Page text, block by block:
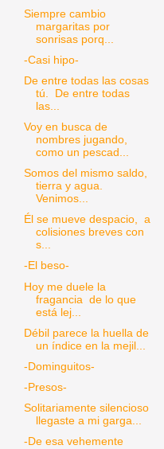
Siempre cambio
margaritas por
sonrisas porq...
-Casi hipo-
De entre todas las cosas
tú. De entre todas
las...
Voy en busca de
nombres jugando,
como un pescad...
Somos del mismo saldo,
tierra y agua.
Venimos...
Él se mueve despacio, a
colisiones breves con
s...
-El beso-
Hoy me duele la
fragancia de lo que
está lej...
Débil parece la huella de
un índice en la mejil...
-Dominguitos-
-Presos-
Solitariamente silencioso
llegaste a mi garga...
-De esa vehemente